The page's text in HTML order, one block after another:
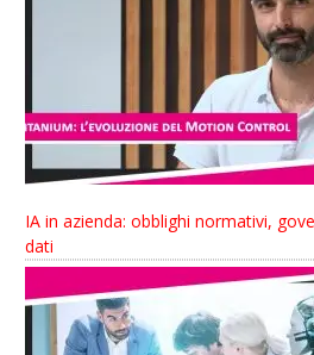
IA in azienda: obblighi normativi,
dati